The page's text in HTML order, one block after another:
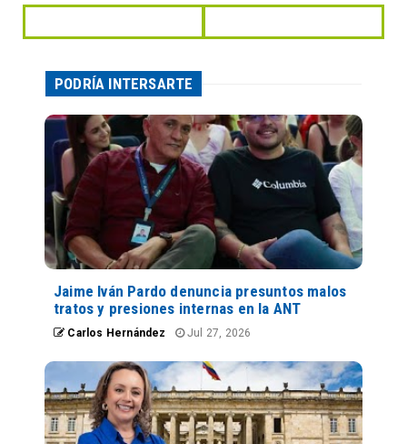
PODRÍA INTERSARTE
Jaime Iván Pardo denuncia presuntos malos
tratos y presiones internas en la ANT
Carlos Hernández Jul 27, 2026